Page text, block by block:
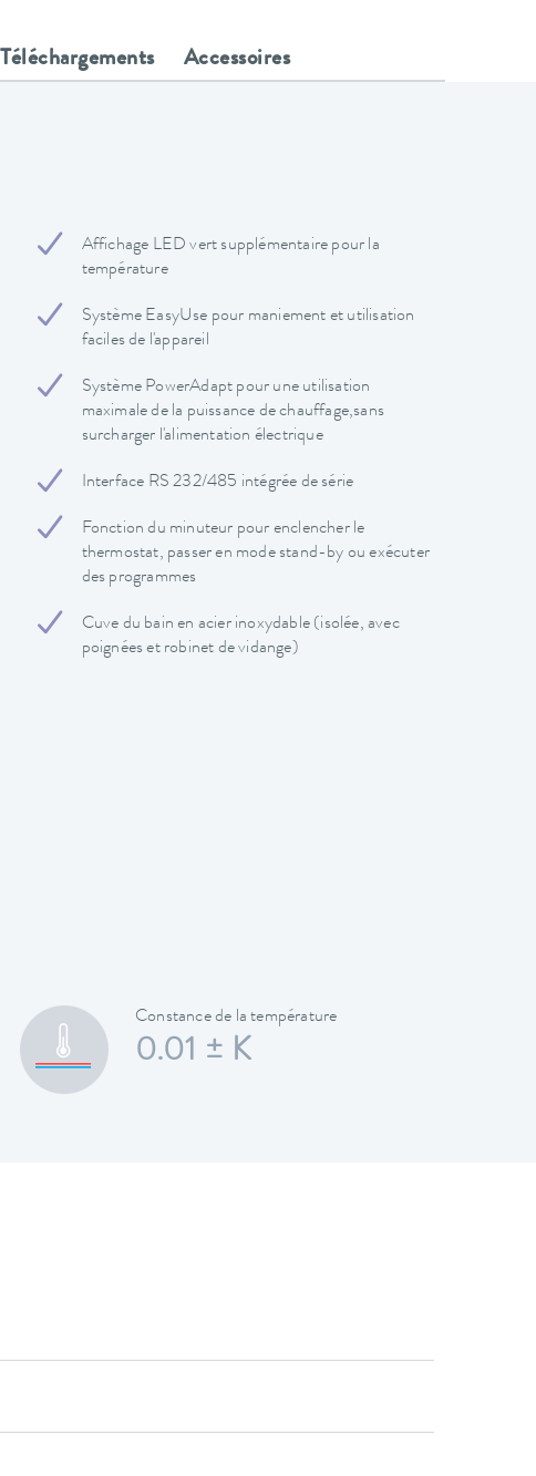
Téléchargements Accessoires
Affichage LED vert supplémentaire pour la
température
Système EasyUse pour maniement et utilisation
faciles de l'appareil
Système PowerAdapt pour une utilisation
maximale de la puissance de chauffage,sans
surcharger l'alimentation électrique
Interface RS 232/485 intégrée de série
Fonction du minuteur pour enclencher le
thermostat, passer en mode stand-by ou exécuter
des programmes
Cuve du bain en acier inoxydable (isolée, avec
poignées et robinet de vidange)
Constance de la température
0.01 ± K